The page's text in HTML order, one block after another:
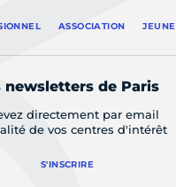
ASSOCIATION JEUNE
newsletters de Paris
directement par email
de vos centres d'intérêt
S'INSCRIRE